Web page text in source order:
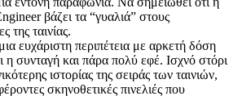
βάζει τα “γυαλιά” στους
της ταινίας.
ευχάριστη περιπέτεια με αρκετή δόση
η συνταγή και πάρα πολύ εφέ. Ισχνό στόρι
ιστορίας της σειράς των ταινιών,
σκηνοθετικές πινελιές που